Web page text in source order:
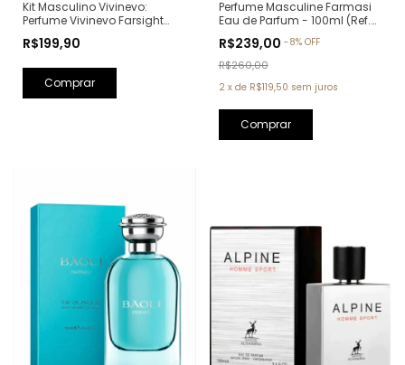
Kit Masculino Vivinevo:
Perfume Vivinevo Farsight
Splash Farsight 250ml
R$199,90
Perfume Masculine Farmasi
Eau de Parfum - 100ml (Ref.
Ford)
R$239,00 -8% OFF
R$260,00
2 x de R$119,50 sem juros